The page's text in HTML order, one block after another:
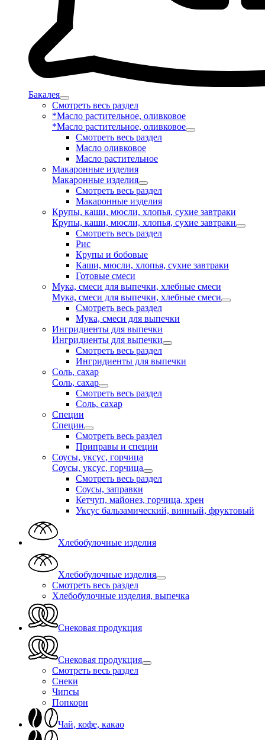
Бакалея
Смотреть весь раздел
*Масло растительное, оливковое
*Масло растительное, оливковое
Смотреть весь раздел
Масло оливковое
Масло растительное
Макаронные изделия
Макаронные изделия
Смотреть весь раздел
Макаронные изделия
Крупы, каши, мюсли, хлопья, сухие завтраки
Крупы, каши, мюсли, хлопья, сухие завтраки
Смотреть весь раздел
Рис
Крупы и бобовые
Каши, мюсли, хлопья, сухие завтраки
Готовые смеси
Мука, смеси для выпечки, хлебные смеси
Мука, смеси для выпечки, хлебные смеси
Смотреть весь раздел
Мука, смеси для выпечки
Ингридиенты для выпечки
Ингридиенты для выпечки
Смотреть весь раздел
Ингридиенты для выпечки
Соль, сахар
Соль, сахар
Смотреть весь раздел
Соль, сахар
Специи
Специи
Смотреть весь раздел
Приправы и специи
Соусы, уксус, горчица
Соусы, уксус, горчица
Смотреть весь раздел
Соусы, заправки
Кетчуп, майонез, горчица, хрен
Уксус бальзамический, винный, фруктовый
Хлебобулочные изделия
Хлебобулочные изделия
Смотреть весь раздел
Хлебобулочные изделия, выпечка
Снековая продукция
Снековая продукция
Смотреть весь раздел
Снеки
Чипсы
Попкорн
Чай, кофе, какао